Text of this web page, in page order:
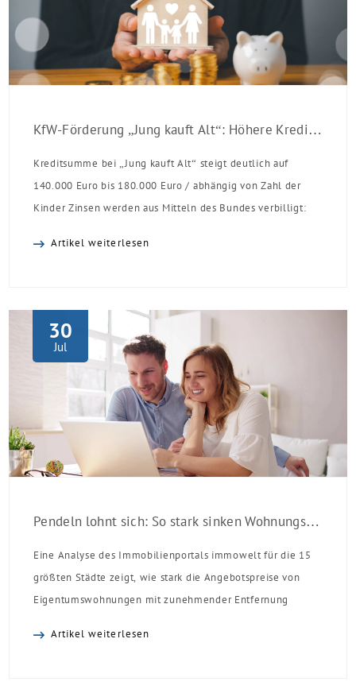
KfW-Förderung „Jung kauft Alt“: Höhere Kredite ab August 2026
Kreditsumme bei „Jung kauft Alt“ steigt deutlich auf
140.000 Euro bis 180.000 Euro / abhängig von Zahl der
Kinder Zinsen werden aus Mitteln des Bundes verbilligt:
Einzelmaßnahmen […]
Artikel weiterlesen
30
Jul
Pendeln lohnt sich: So stark sinken Wohnungspreise im Umland
Eine Analyse des Immobilienportals immowelt für die 15
größten Städte zeigt, wie stark die Angebotspreise von
Eigentumswohnungen mit zunehmender Entfernung
Artikel weiterlesen